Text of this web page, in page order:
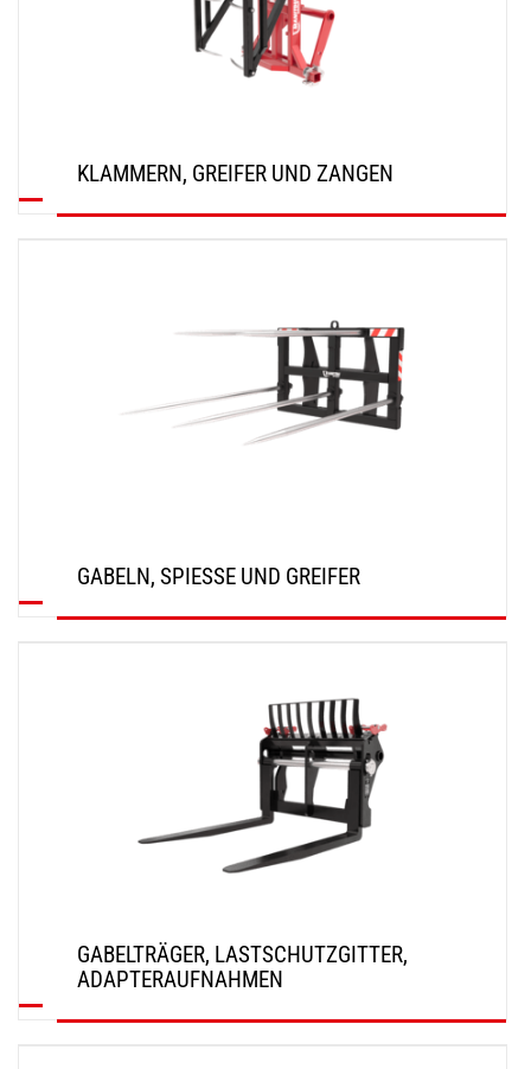
KLAMMERN, GREIFER UND ZANGEN
GABELN, SPIESSE UND GREIFER
GABELTRÄGER, LASTSCHUTZGITTER,
ADAPTERAUFNAHMEN